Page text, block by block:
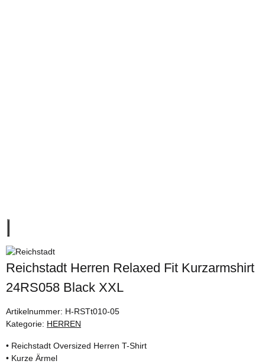
Reichstadt Herren Relaxed Fit Kurzarmshirt
24RS058 Black XXL
Artikelnummer: H-RSTt010-05
Kategorie: HERREN
• Reichstadt Oversized Herren T-Shirt
• Kurze Ärmel